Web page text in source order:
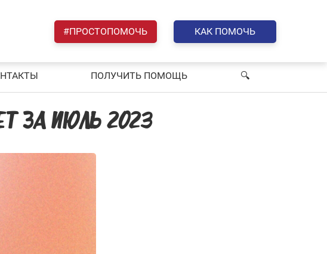
#ПРОСТОПОМОЧЬ КАК ПОМОЧЬ
ПОЛУЧИТЬ ПОМОЩЬ 🔍︎
ЗА ИЮЛЬ 2023